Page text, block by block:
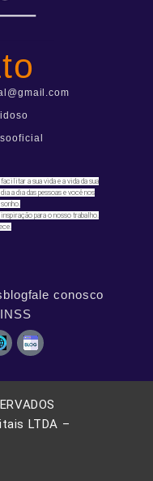
a sua vida e a vida da sua
a dia das pessoas e você nos
para o nosso trabalho.
blogfale conosco
LTDA –